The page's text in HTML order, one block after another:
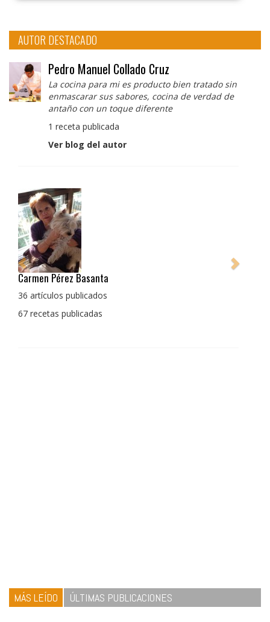
AUTOR DESTACADO
Pedro Manuel Collado Cruz
La cocina para mi es producto bien tratado sin
enmascarar sus sabores, cocina de verdad de
antaño con un toque diferente
1 receta publicada
Ver blog del autor
Pedro Manuel Collado Cruz
La cocina para mi es producto bien tratado sin
con un toque diferente